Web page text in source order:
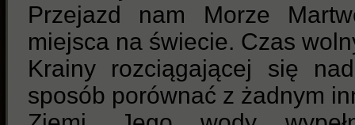
Przejazd nam Morze
miejsca na świecie. Czas
Krainy rozciągającej się
sposób porównać z żadnym